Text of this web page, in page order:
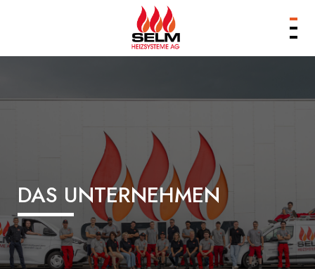
Leistungen
Services & Kontakt
DAS UNTERNEHMEN